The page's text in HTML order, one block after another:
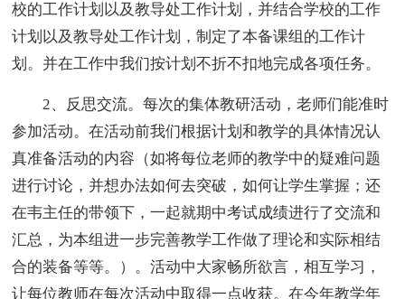
校的工作计划以及教导处工作计划，并结合学校的工作
计划以及教导处工作计划，制定了本备课组的工作计
划。并在工作中我们按计划不折不扣地完成各项任务。
2、反思交流。每次的集体教研活动，老师们能准时
参加活动。在活动前我们根据计划和教学的具体情况认
真准备活动的内容（如将每位老师的教学中的疑难问题
进行讨论，并想办法如何去突破，如何让学生掌握；还
在韦主任的带领下，一起就期中考试成绩进行了交流和
汇总，为本组进一步完善教学工作做了理论和实际相结
合的装备等等。）。活动中大家畅所欲言，相互学习，
让每位教师在每次活动中取得一点收获。在今年教学年